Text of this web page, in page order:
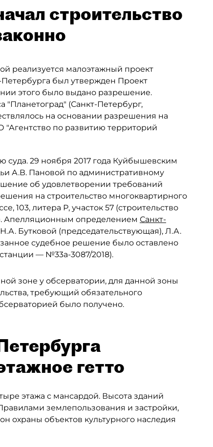
строительство
реализуется малоэтажный проект
Петербурга был утвержден Проект
этого было выдано разрешение.
"Планетоград" (Санкт-Петербург,
на основании разрешения на
"Агентство по развитию территорий
29 ноября 2017 года Куйбышевским
А.В. Пановой по административному
об удовлетворении требований
на строительство многоквартирного
103, литера Р, участок 57 (строительство
Апелляционным определением Санкт-
Н.А. Бутковой (председательствующая), Л.А.
судебное решение было оставлено
— №33а-3087/2018).
зоне у обсерватории, для данной зоны
требующий обязательного
было получено.
гетто
этажа с мансардой. Высота зданий
землепользования и застройки,
охраны объектов культурного наследия